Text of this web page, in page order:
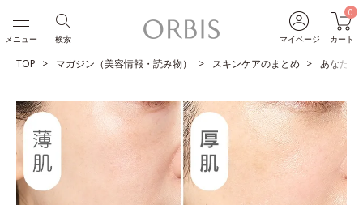
マイページ
0
カート
検索
メニュー
TOP マガジン（美容情報・読み物） スキンケアのまとめ あなたは